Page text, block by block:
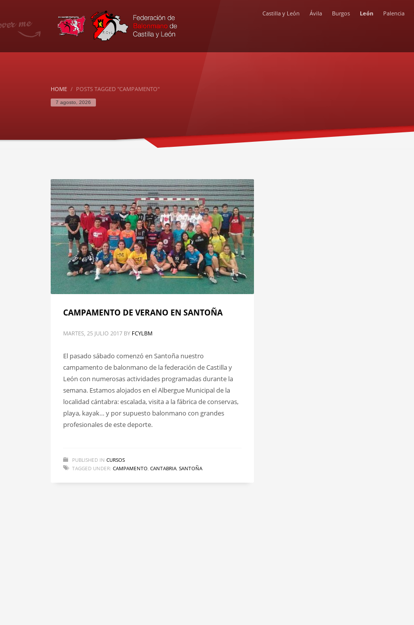
Castilla y León Ávila Burgos León Palencia
HOME POSTS TAGGED "CAMPAMENTO"
7 agosto, 2026
CAMPAMENTO DE VERANO EN SANTOÑA
MARTES, 25 JULIO 2017 BY FCYLBM
El pasado sábado comenzó en Santoña nuestro
campamento de balonmano de la federación de Castilla y
León con numerosas actividades programadas durante la
semana. Estamos alojados en el Albergue Municipal de la
localidad cántabra: escalada, visita a la fábrica de conservas,
playa, kayak… y por supuesto balonmano con grandes
profesionales de este deporte.
PUBLISHED IN CURSOS
TAGGED UNDER: CAMPAMENTO, CANTABRIA, SANTOÑA